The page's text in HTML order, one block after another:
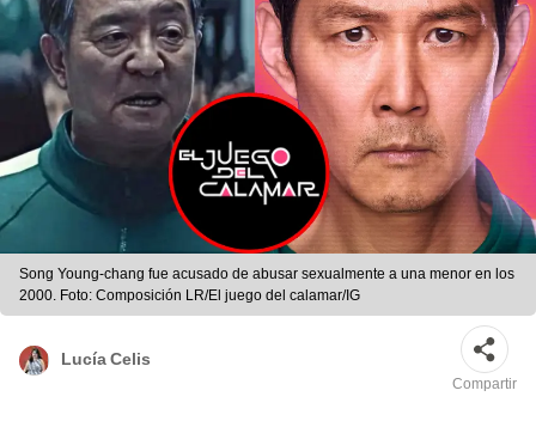
Song Young-chang fue acusado de abusar sexualmente a una menor en los
2000. Foto: Composición LR/El juego del calamar/IG
Lucía Celis
Compartir